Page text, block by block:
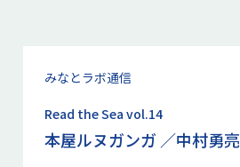
みなとラボ通信
Read the Sea vol.14
本屋ルヌガンガ ／中村勇亮